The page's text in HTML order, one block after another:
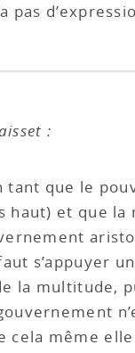
pas
:
tant que le
haut) et que
s’appuyer
la multitude,
cela même